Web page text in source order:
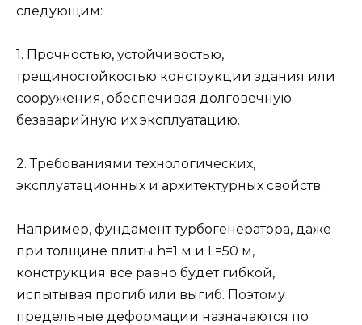
следующим:
1. Прочностью, устойчивостью,
трещиностойкостью конструкции здания или
сооружения, обеспечивая долговечную
безаварийную их эксплуатацию.
2. Требованиями технологических,
эксплуатационных и архитектурных свойств.
Например, фундамент турбогенератора, даже
при толщине плиты h=1 м и L=50 м,
конструкция все равно будет гибкой,
испытывая прогиб или выгиб. Поэтому
предельные деформации назначаются по